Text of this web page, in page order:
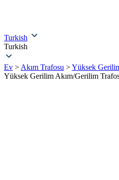
Turkish
Turkish
Ev > Akım Trafosu >Yüksek
Yüksek Gerilim Akım/Gerilim